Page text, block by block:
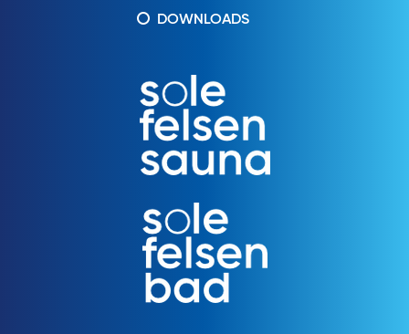
DOWNLOADS